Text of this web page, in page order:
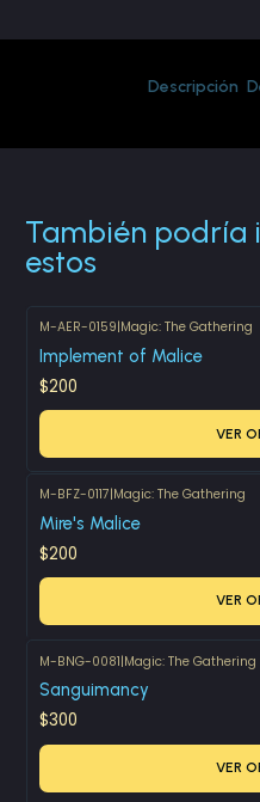
Descripción
También podría
estos
M-AER-0159|Magic: The Gathering
Implement of Malice
$200
VER
M-BFZ-0117|Magic: The Gathering
Mire's Malice
$200
VER
M-BNG-0081|Magic: The Gathering
Sanguimancy
$300
VER